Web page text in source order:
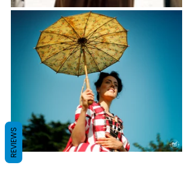
REVIEWS